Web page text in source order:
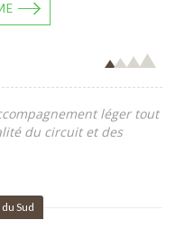
léger tout
du circuit et des
Sud